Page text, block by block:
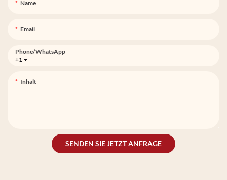
Name
Email
+1
Phone/whatsApp
Inhalt
SENDEN SIE JETZT ANFRAGE